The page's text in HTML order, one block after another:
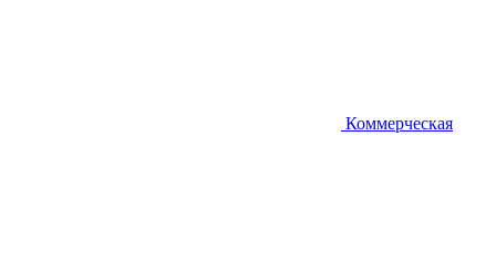
Коммерческая